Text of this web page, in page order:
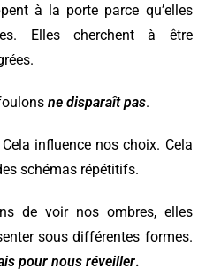
à la porte parce qu’elles
Elles cherchent à être
ne disparaît pas.
influence nos choix. Cela
schémas répétitifs.
de voir nos ombres, elles
sous différentes formes.
pour nous réveiller.